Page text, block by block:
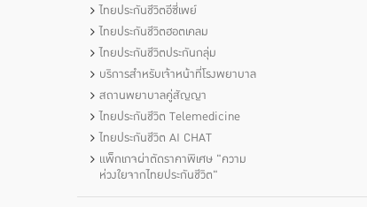
ไทยประกันชีวิตอีซี่เพย์
ไทยประกันชีวิตฮอตเคลม
ไทยประกันชีวิตประกันกลุ่ม
บริการสำหรับเจ้าหน้าที่โรงพยาบาล
สถานพยาบาลคู่สัญญา
ไทยประกันชีวิต Telemedicine
ไทยประกันชีวิต AI CHAT
แพ็กเกจผ่าตัดราคาพิเศษ "ความ
ห่วงใยจากไทยประกันชีวิต"